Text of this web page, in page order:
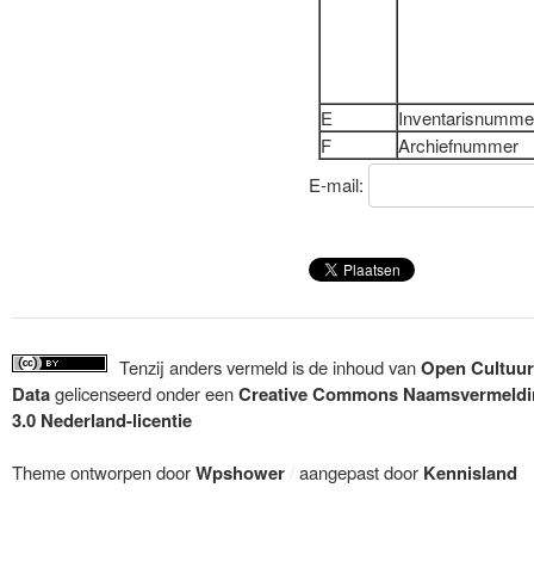
E
F
Archiefnummer
E-mail:
Tenzij anders vermeld is de inhoud vanOpen Cultuur
Datagelicenseerd onder eenCreative Commons
3.0 Nederland-licentie
Theme ontworpen doorWpshower /aangepast door Kennisland